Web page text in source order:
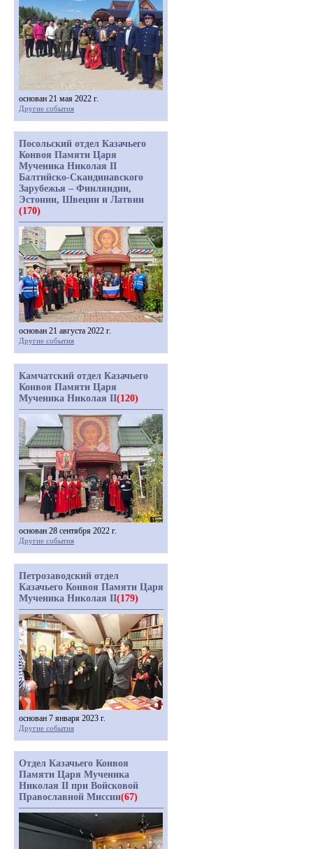
основан 21 мая 2022 г.
Другие события
Посольский отдел Казачьего
Конвоя Памяти Царя
Мученика Николая II
Балтийско-Скандинавского
Зарубежья – Финляндии,
Эстонии, Швеции и Латвии
(170)
основан 21 августа 2022 г.
Другие события
Камчатский отдел Казачьего
Конвоя Памяти Царя
Мученика Николая II(120)
основан 28 сентября 2022 г.
Другие события
Петрозаводский отдел
Казачьего Конвоя Памяти Царя
Мученика Николая II(179)
основан 7 января 2023 г.
Другие события
Отдел Казачьего Конвоя
Памяти Царя Мученика
Николая II при Войсковой
Православной Миссии(67)